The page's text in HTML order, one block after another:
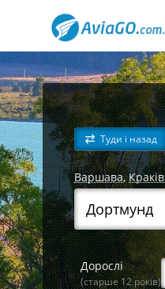
Туди і назад
Варшава,Краків
Дорослі
(старше 12 років)